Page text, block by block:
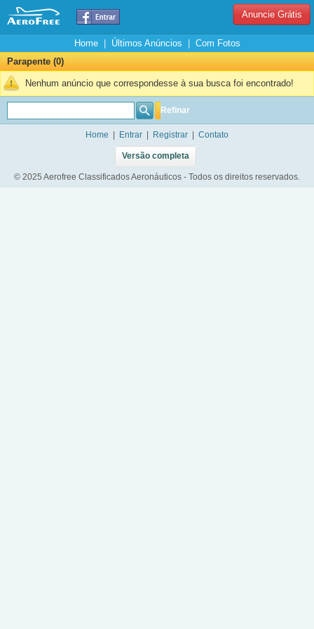
Anuncie Grátis
Home| Últimos Anúncios
Com Fotos
Parapente (0)
Nenhum anúncio que correspondesse à sua busca foi encontrado!
Refinar
Home Entrar Registrar Contato
Versão completa
© 2025 Aerofree Classificados Aeronáuticos - Todos os direitos reservados.